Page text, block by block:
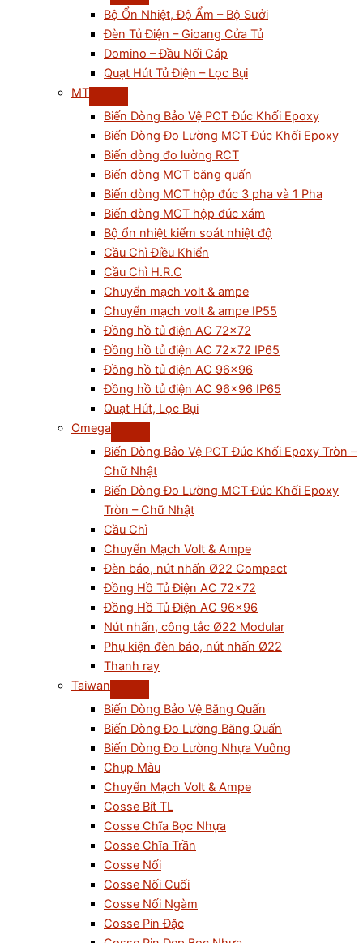
Bộ Ổn Nhiệt, Độ Ẩm – Bộ Sưởi
Đèn Tủ Điện – Gioang Cửa Tủ
Domino – Đầu Nối Cáp
Quạt Hút Tủ Điện – Lọc Bụi
MT
Biến Dòng Bảo Vệ PCT Đúc Khối Epoxy
Biến Dòng Đo Lường MCT Đúc Khối Epoxy
Biến dòng đo lường RCT
Biến dòng MCT băng quấn
Biến dòng MCT hộp đúc 3 pha và 1 Pha
Biến dòng MCT hộp đúc xám
Bộ ổn nhiệt kiểm soát nhiệt độ
Cầu Chì Điều Khiển
Cầu Chì H.R.C
Chuyển mạch volt & ampe
Chuyển mạch volt & ampe IP55
Đồng hồ tủ điện AC 72×72
Đồng hồ tủ điện AC 72×72 IP65
Đồng hồ tủ điện AC 96×96
Đồng hồ tủ điện AC 96×96 IP65
Quạt Hút, Lọc Bụi
Omega
Biến Dòng Bảo Vệ PCT Đúc Khối Epoxy Tròn –
Chữ Nhật
Biến Dòng Đo Lường MCT Đúc Khối Epoxy
Tròn – Chữ Nhật
Cầu Chì
Chuyển Mạch Volt & Ampe
Đèn báo, nút nhấn Ø22 Compact
Đồng Hồ Tủ Điện AC 72×72
Đồng Hồ Tủ Điện AC 96×96
Nút nhấn, công tắc Ø22 Modular
Phụ kiện đèn báo, nút nhấn Ø22
Thanh ray
Taiwan
Biến Dòng Bảo Vệ Băng Quấn
Biến Dòng Đo Lường Băng Quấn
Biến Dòng Đo Lường Nhựa Vuông
Chụp Màu
Chuyển Mạch Volt & Ampe
Cosse Bít TL
Cosse Chĩa Bọc Nhựa
Cosse Chĩa Trần
Cosse Nối
Cosse Nối Cuối
Cosse Nối Ngàm
Cosse Pin Đặc